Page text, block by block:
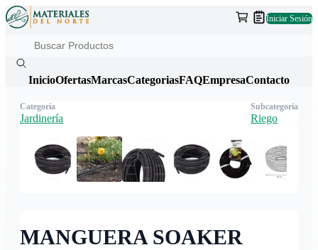
Iniciar Sesión
InicioOfertasMarcasCategoriasFAQEmpresaContacto
MANGUERA SOAKER
Categoría
Jardinería
Subcategoría
Riego